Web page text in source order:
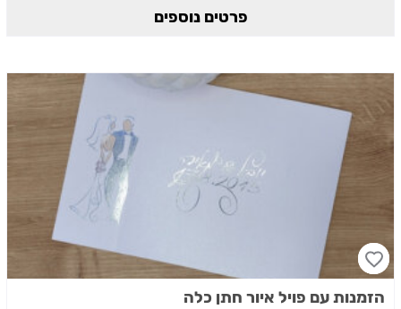
פרטים נוספים
הזמנות עם פויל איור חתן כלה